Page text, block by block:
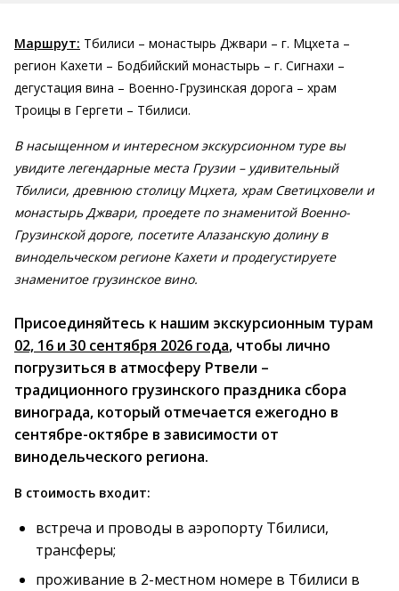
Маршрут: Тбилиси – монастырь Джвари – г. Мцхета –
регион Кахети – Бодбийский монастырь – г. Сигнахи –
дегустация вина – Военно-Грузинская дорога – храм
Троицы в Гергети – Тбилиси.
В насыщенном и интересном экскурсионном туре вы
увидите легендарные места Грузии – удивительный
Тбилиси, древнюю столицу Мцхета, храм Светицховели и
монастырь Джвари, проедете по знаменитой Военно-
Грузинской дороге, посетите Алазанскую долину в
винодельческом регионе Кахети и продегустируете
знаменитое грузинское вино.
Присоединяйтесь к нашим экскурсионным турам
02, 16 и 30 сентября 2026 года, чтобы лично
погрузиться в атмосферу Ртвели –
традиционного грузинского праздника сбора
винограда, который отмечается ежегодно в
сентябре-октябре в зависимости от
винодельческого региона.
В стоимость входит:
встреча и проводы в аэропорту Тбилиси,
трансферы;
проживание в 2-местном номере в Тбилиси в